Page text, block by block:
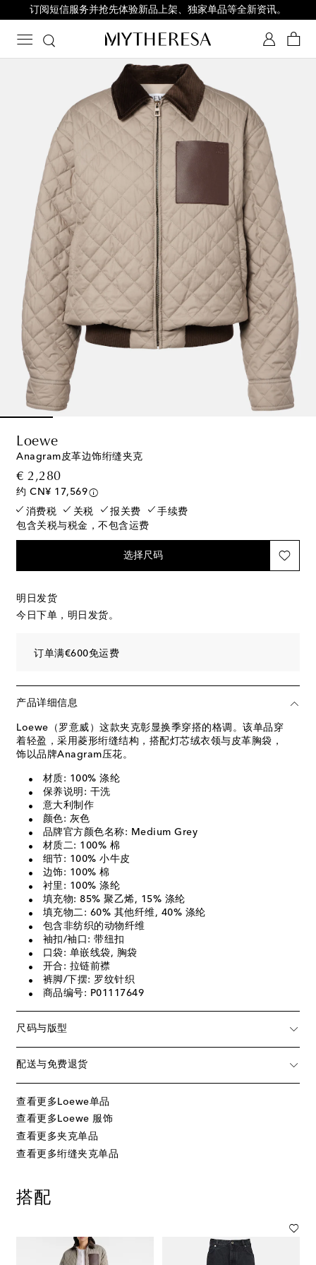
订阅短信服务并抢先体验新品上架、独家单品等全新资讯。
Loewe
Anagram皮革边饰绗缝夹克
€ 2,280original price
约 CN¥ 17,569
消费税
关税 报关费
手续费
包含关税与税金，不包含运费
选择尺码
明日发货
今日下单，明日发货。
订单满€600免运费
产品详细信息
Loewe（罗意威）这款夹克彰显换季穿搭的格调。该单品穿
着轻盈，采用菱形绗缝结构，搭配灯芯绒衣领与皮革胸袋，
饰以品牌Anagram压花。
材质: 100% 涤纶
保养说明: 干洗
意大利制作
颜色: 灰色
品牌官方颜色名称: Medium Grey
材质二: 100% 棉
细节: 100% 小牛皮
边饰: 100% 棉
衬里: 100% 涤纶
填充物: 85% 聚乙烯, 15% 涤纶
填充物二: 60% 其他纤维, 40% 涤纶
包含非纺织的动物纤维
袖扣/袖口: 带纽扣
口袋: 单嵌线袋, 胸袋
开合: 拉链前襟
裤脚/下摆: 罗纹针织
商品编号: P01117649
尺码与版型
配送与免费退货
查看更多Loewe单品
查看更多Loewe 服饰
查看更多夹克单品
查看更多绗缝夹克单品
搭配